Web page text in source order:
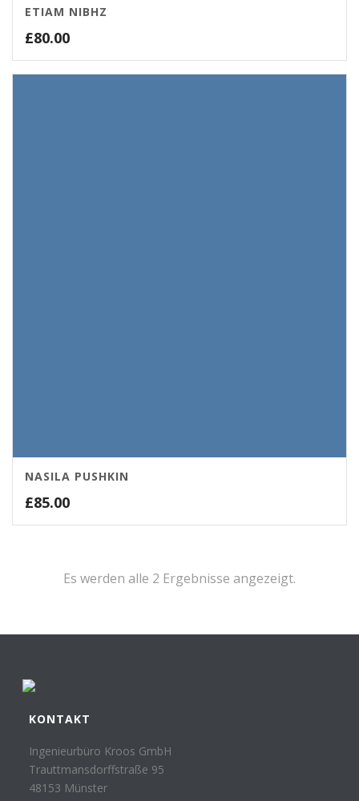
ETIAM NIBHZ
£80.00
NASILA PUSHKIN
£85.00
Es werden alle 2 Ergebnisse angezeigt.
KONTAKT
Ingenieurbüro Kroos GmbH
Trauttmansdorffstraße 95
48153 Münster